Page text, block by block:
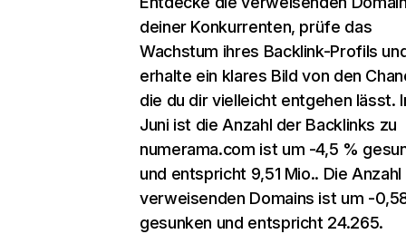
deiner Konkurrenten, prüfe das
Wachstum ihres Backlink-Profils
erhalte ein klares Bild von den
die du dir vielleicht entgehen lässt.
Juni ist die Anzahl der Backlinks zu
numerama.com ist um -4,5 %
und entspricht 9,51 Mio.. Die
verweisenden Domains ist um -
gesunken und entspricht 24.265.